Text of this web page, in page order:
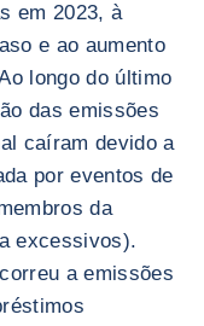
em 2023, à
e ao aumento
longo do último
das emissões
caíram devido a
por eventos de
da
excessivos).
a emissões